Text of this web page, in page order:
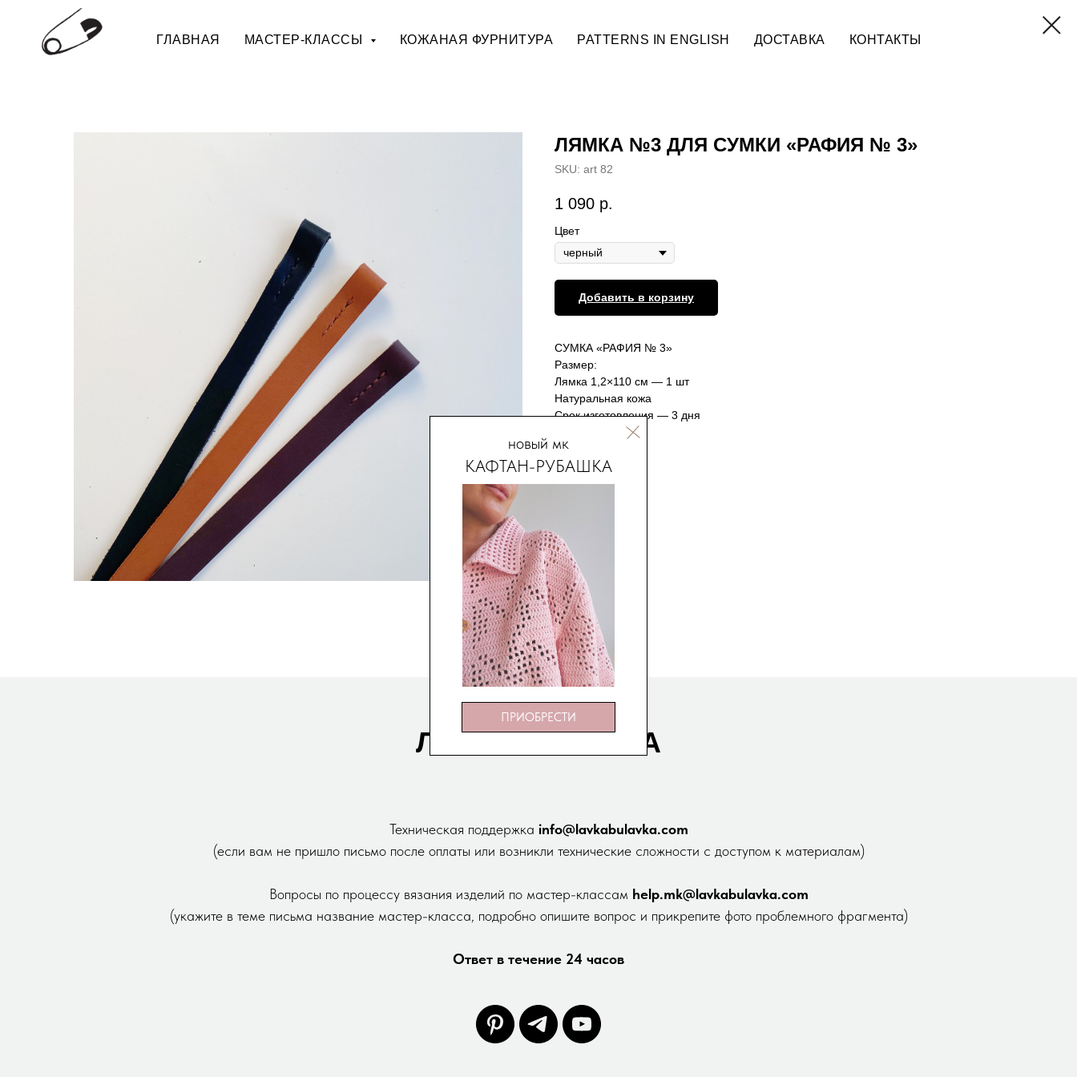
ГЛАВНАЯ МАСТЕР-КЛАССЫ КОЖАНАЯ ФУРНИТУРА PATTERNS IN ENGLISH ДОСТАВКА КОНТАКТЫ
ПРИОБРЕСТИ
КАФТАН-РУБАШКА
новый мк
ЛЯМКА №3 ДЛЯ СУМКИ «РАФИЯ № 3»
SKU: art 82
1 090 р.
Цвет
Добавить в корзину
СУМКА «РАФИЯ № 3»
Размер:
Лямка 1,2×110 см — 1 шт
Натуральная кожа
Срок изготовления — 3 дня
ЛАВКА БУЛАВКА
Техническая поддержка info@lavkabulavka.com
(если вам не пришло письмо после оплаты или возникли технические сложности с доступом к материалам)
Вопросы по процессу вязания изделий по мастер-классам help.mk@lavkabulavka.com
(укажите в теме письма название мастер-класса, подробно опишите вопрос и прикрепите фото проблемного фрагмента)
Ответ в течение 24 часов